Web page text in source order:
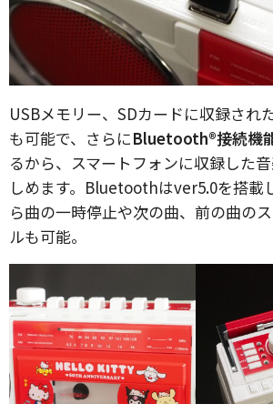
USBメモリー、SDカードに収録され
も可能で、さらにBluetooth®接続機
るから、スマートフォンに収録した
しめます。Bluetoothはver5.0を搭載
ら曲の一時停止や次の曲、前の曲の
ルも可能。